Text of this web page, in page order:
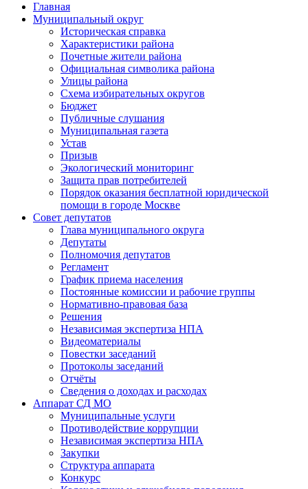
Главная
Муниципальный округ
Историческая справка
Характеристики района
Почетные жители района
Официальная символика района
Улицы района
Схема избирательных округов
Бюджет
Публичные слушания
Муниципальная газета
Устав
Призыв
Экологический мониторинг
Защита прав потребителей
Порядок оказания бесплатной юридической
помощи в городе Москве
Совет депутатов
Глава муниципального округа
Депутаты
Полномочия депутатов
Регламент
График приема населения
Постоянные комиссии и рабочие группы
Нормативно-правовая база
Решения
Независимая экспертиза НПА
Видеоматериалы
Повестки заседаний
Протоколы заседаний
Отчёты
Сведения о доходах и расходах
Аппарат СД МО
Муниципальные услуги
Противодействие коррупции
Независимая экспертиза НПА
Закупки
Структура аппарата
Конкурс